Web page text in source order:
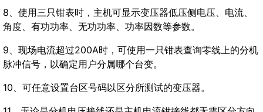
8、使用三只钳表时，主机可显示变压器低压侧电压、电流、
角度、有功功率、无功功率、功率因数等参数。
9、现场电流超过200A时，可使用一只钳表查询零线上的分机
脉冲信号，以确定用户分属哪个台变。
10、可任意设置台区号码以区分所测试的变压器。